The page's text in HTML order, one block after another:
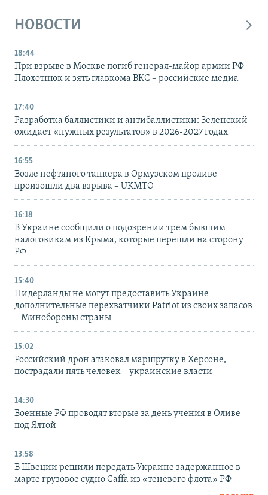
НОВОСТИ
18:44
При взрыве в Москве погиб генерал-майор армии РФ
Плохотнюк и зять главкома ВКС – российские медиа
17:40
Разработка баллистики и антибаллистики: Зеленский
ожидает «нужных результатов» в 2026-2027 годах
16:55
Возле нефтяного танкера в Ормузском проливе
произошли два взрыва – UKMTO
16:18
В Украине сообщили о подозрении трем бывшим
налоговикам из Крыма, которые перешли на сторону
РФ
15:40
Нидерланды не могут предоставить Украине
дополнительные перехватчики Patriot из своих запасов
– Минобороны страны
15:02
Российский дрон атаковал маршрутку в Херсоне,
пострадали пять человек – украинские власти
14:30
Военные РФ проводят вторые за день учения в Оливе
под Ялтой
13:58
В Швеции решили передать Украине задержанное в
марте грузовое судно Caffa из «теневого флота» РФ